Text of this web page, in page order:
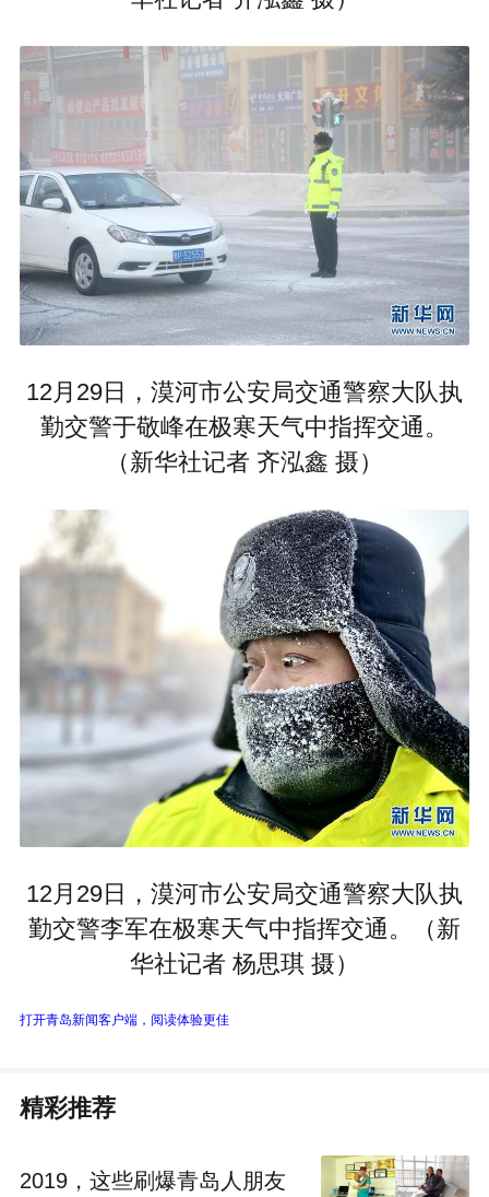
12月29日，漠河市公安局交通警察大队执
勤交警于敬峰在极寒天气中指挥交通。
（新华社记者 齐泓鑫 摄）
12月29日，漠河市公安局交通警察大队执
勤交警李军在极寒天气中指挥交通。（新
华社记者 杨思琪 摄）
打开青岛新闻客户端，阅读体验更佳
精彩推荐
2019，这些刷爆青岛人朋友